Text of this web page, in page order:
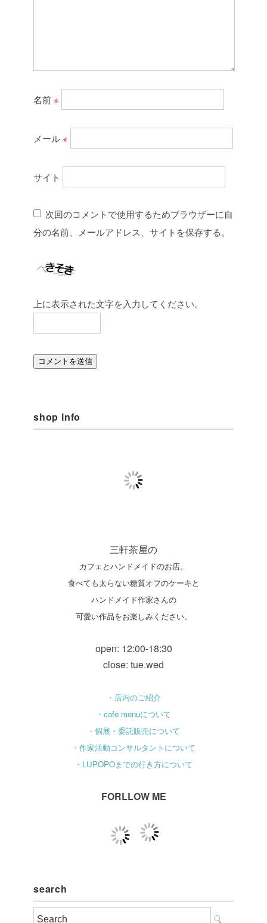
名前※
メール※
サイト
次回のコメントで使用するためブラウザーに自
分の名前、メールアドレス、サイトを保存する。
上に表示された文字を入力してください。
shop info
三軒茶屋の
カフェとハンドメイドのお店。
食べても太らない糖質オフのケーキと
ハンドメイド作家さんの
可愛い作品をお楽しみください。
open: 12:00-18:30
close: tue.wed
・店内のご紹介
・cafe menuについて
・個展・委託販売について
・作家活動コンサルタントについて
・LUPOPOまでの行き方について
FORLLOW ME
search